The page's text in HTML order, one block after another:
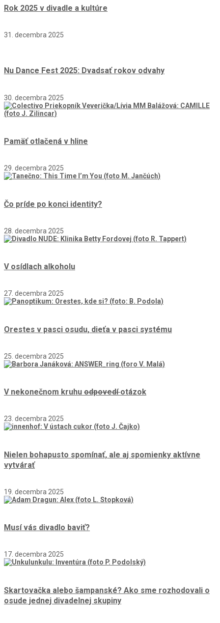
Rok 2025 v divadle a kultúre
31. decembra 2025
Nu Dance Fest 2025: Dvadsať rokov odvahy
30. decembra 2025
Pamäť otlačená v hline
29. decembra 2025
Čo príde po konci identity?
28. decembra 2025
V osídlach alkoholu
27. decembra 2025
Orestes v pasci osudu, dieťa v pasci systému
25. decembra 2025
V nekonečnom kruhu odpovedíotázok
23. decembra 2025
Nielen bohapusto spomínať, ale aj spomienky aktívne
vytvárať
19. decembra 2025
Musí vás divadlo baviť?
17. decembra 2025
Skartovačka alebo šampanské? Ako sme rozhodovali o
osude jednej divadelnej skupiny